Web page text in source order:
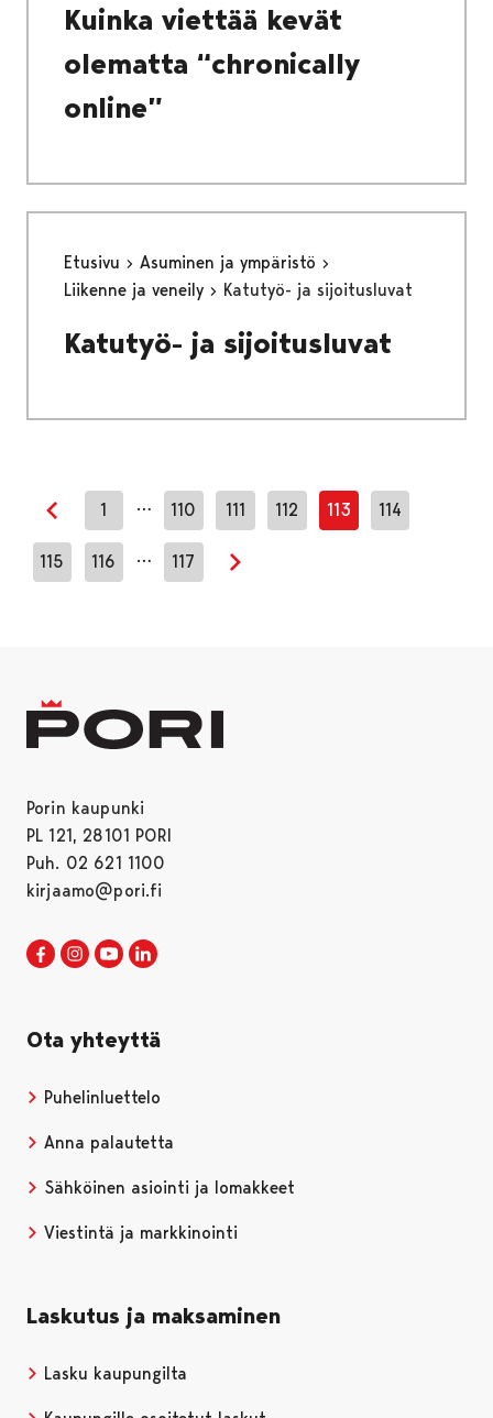
Kuinka viettää kevät
olematta “chronically
online”
Etusivu
Asuminen ja ympäristö
Liikenne ja veneily
Katutyö- ja sijoitusluvat
Katutyö- ja sijoitusluvat
Edellinen sivu
1 … 110 111 112 113 114
115 116 … 117
Seuraava sivu
Porin kaupunki
PL 121, 28101 PORI
Puh. 02 621 1100
kirjaamo@pori.fi
Porin kaupunki Facebookissa
Avautuu uudessa välilehdessä
Porin kaupunki Instagramissa
Avautuu uudessa välilehdessä
Porin kaupunki Youtubessa
Avautuu uudessa välilehdessä
Ota yhteyttä
Puhelinluettelo
Anna palautetta
Sähköinen asiointi ja lomakkeet
Viestintä ja markkinointi
Laskutus ja maksaminen
Lasku kaupungilta